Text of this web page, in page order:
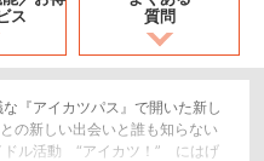
ス
質問
『アイカツパス』で開いた新し
の新しい出会いと誰も知らない
ドル活動 “アイカツ！” にはげ